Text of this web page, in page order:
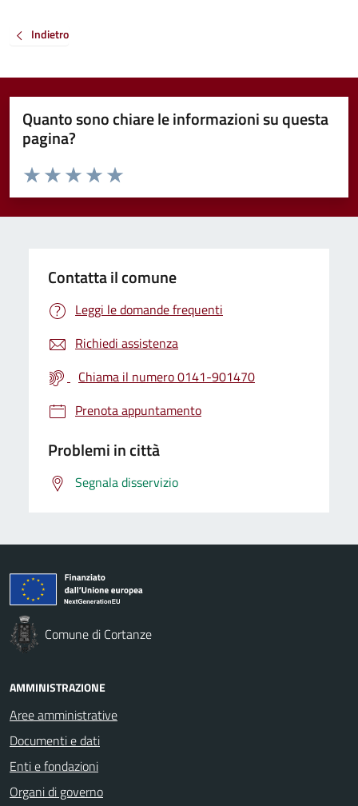
Indietro
Quanto sono chiare le informazioni su questa
pagina?
Valuta da 1 a 5 stelle la pagina
Valuta 5 stelle su 5
Valuta 4 stelle su 5
Valuta 3 stelle su 5
Valuta 2 stelle su 5
Valuta 1 stelle su 5
Contatta il comune
Leggi le domande frequenti
Richiedi assistenza
Chiama il numero 0141-901470
Prenota appuntamento
Problemi in città
Segnala disservizio
Comune di Cortanze
AMMINISTRAZIONE
Aree amministrative
Documenti e dati
Enti e fondazioni
Organi di governo